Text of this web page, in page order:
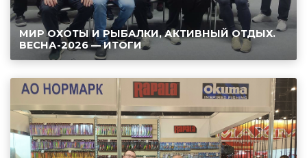
МИР ОХОТЫ И РЫБАЛКИ, АКТИВНЫЙ ОТДЫХ.
ВЕСНА-2026 — ИТОГИ